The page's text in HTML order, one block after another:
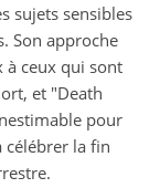
sujets sensibles
Son approche
à ceux qui sont
et "Death
pour
célébrer la fin